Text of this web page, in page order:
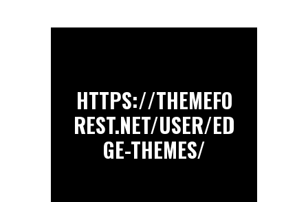
HTTPS://THEMEFO
REST.NET/USER/ED
GE-THEMES/